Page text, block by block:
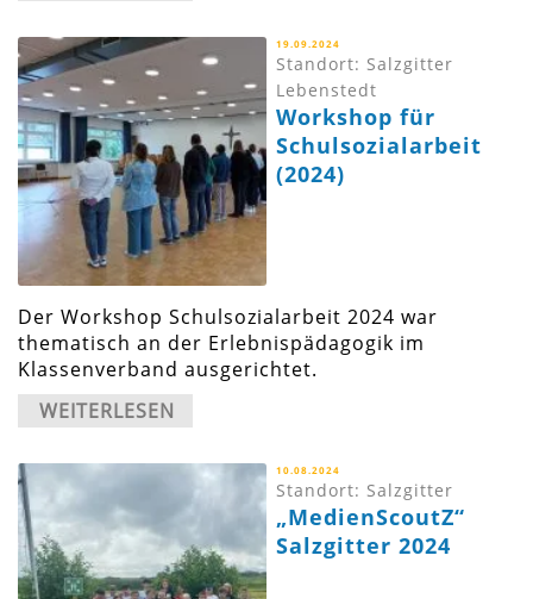
19.09.2024
Standort: Salzgitter
Lebenstedt
Workshop für
Schulsozialarbeit
(2024)
Der Workshop Schulsozialarbeit 2024 war
thematisch an der Erlebnispädagogik im
Klassenverband ausgerichtet.
WEITERLESEN
10.08.2024
Standort: Salzgitter
„MedienScoutZ“
Salzgitter 2024